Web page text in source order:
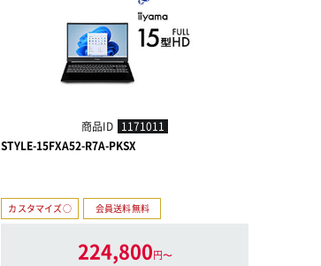
商品ID 1171011
STYLE-15FXA52-R7A-PKSX
カスタマイズ○ 会員送料無料
224,800円〜